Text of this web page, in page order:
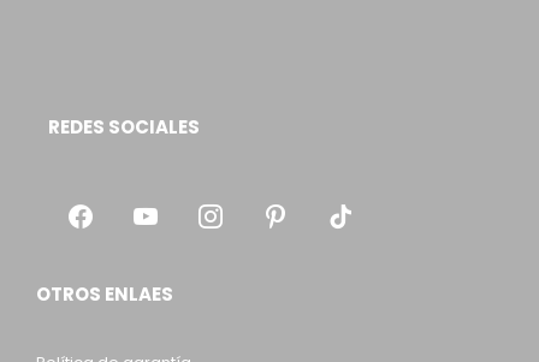
REDES SOCIALES
OTROS ENLAES